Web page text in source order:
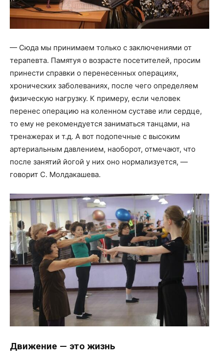
— Сюда мы принимаем только с заключениями от
терапевта. Памятуя о возрасте посетителей, просим
принести справки о перенесенных операциях,
хронических заболеваниях, после чего определяем
физическую нагрузку. К примеру, если человек
перенес операцию на коленном суставе или сердце,
то ему не рекомендуется заниматься танцами, на
тренажерах и т.д. А вот подопечные с высоким
артериальным давлением, наоборот, отмечают, что
после занятий йогой у них оно нормализуется, —
говорит С. Молдакашева.
Движение — это жизнь